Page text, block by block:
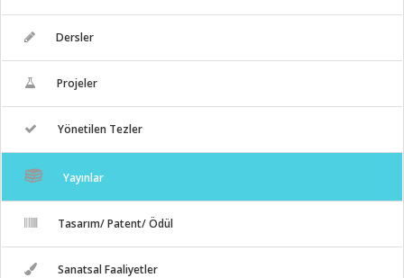
Dersler
Projeler
Yönetilen Tezler
Yayınlar
Tasarım/ Patent/ Ödül
Sanatsal Faaliyetler